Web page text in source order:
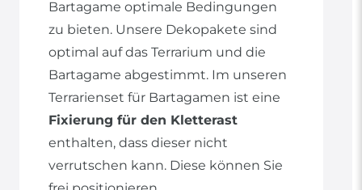
Bartagame optimale Bedingungen
zu bieten. Unsere Dekopakete sind
optimal auf das Terrarium und die
Bartagame abgestimmt. Im unseren
Terrarienset für Bartagamen ist eine
Fixierung für den Kletterast
enthalten, dass dieser nicht
verrutschen kann. Diese können Sie